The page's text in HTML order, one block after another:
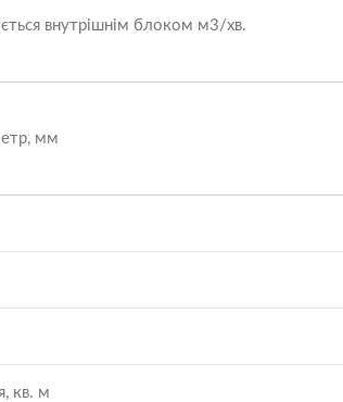
внутрішнім блоком м3/хв.
мм
кв. м